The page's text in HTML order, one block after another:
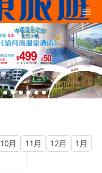
10月 11月 12月 1月